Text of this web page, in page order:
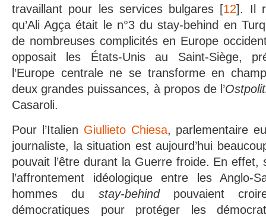
travaillant pour les services bulgares [12]. Il
qu’Ali Agça était le n°3 du stay-behind en
de nombreuses complicités en Europe
opposait les États-Unis au Saint-Siège,
l’Europe centrale ne se transforme en
deux grandes puissances, à propos de l’
Casaroli.
Pour l’Italien Giullieto Chiesa, parlementaire
journaliste, la situation est aujourd’hui
pouvait l’être durant la Guerre froide. En
l’affrontement idéologique entre les Anglo-
hommes du stay-behindpouvaient
démocratiques pour protéger les